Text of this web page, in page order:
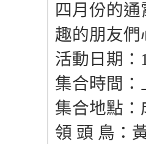
四月份的
趣的朋友
活動日期：
集合時間：
集合地點
領 頭 鳥：